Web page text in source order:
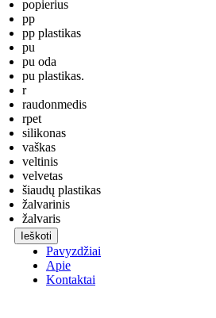
popierius
pp
pp plastikas
pu
pu oda
pu plastikas.
r
raudonmedis
rpet
silikonas
vaškas
veltinis
velvetas
šiaudų plastikas
žalvarinis
žalvaris
Ieškoti
Pavyzdžiai
Apie
Kontaktai